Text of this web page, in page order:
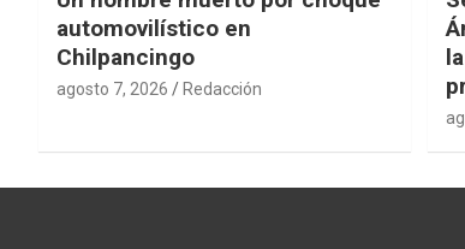
automovilístico en
Chilpancingo
agosto 7, 2026 Redacción